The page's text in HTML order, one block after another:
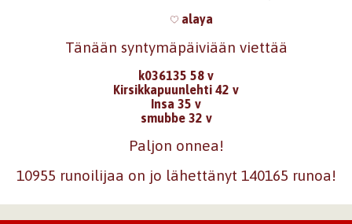
alaya
Tänään syntymäpäiviään viettää
k036135 58 v
Kirsikkapuunlehti 42 v
Insa 35 v
smubbe 32 v
Paljon onnea!
10955 runoilijaa on jo lähettänyt 140165 runoa!